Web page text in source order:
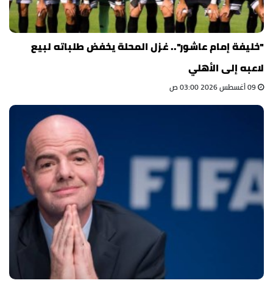
"خليفة إمام عاشور".. غزل المحلة يخفض طلباته لبيع
لاعبه إلى الأهلي